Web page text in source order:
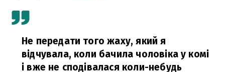
Не передати того жаху, який я
відчувала, коли бачила чоловіка у комі
і вже не сподівалася коли-небудь